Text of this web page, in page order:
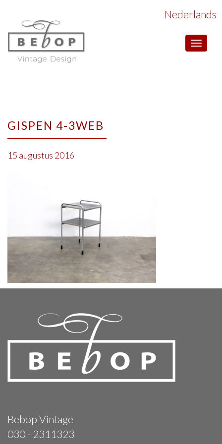
Toggle
Nederlands
GISPEN 4-3WEB
15 augustus 2016
Bebop Vintage
030 - 2311323